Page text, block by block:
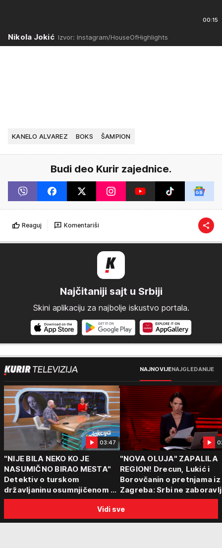
00:15
Nikola JokićIzvor: Instagram/HouseOfHighlights
KANELO ALVAREZ BOKS ŠAMPION
Budi deo Kurir zajednice.
Reaguj Komentariši
Najčitaniji sajt u Srbiji
Skini aplikaciju za najbolje iskustvo portala.
NAJNOVIJENAJGLEDANIJE
03:47
"NIJE BILA NEKO KO JE
NASUMIČNO BIRAO MESTA"
Detektiv o turskom
državljaninu osumnjičenom za
ubistvo Ruskinje (28): "Mogao
umetnik"
"NOVA OLUJA" ZAPALILA
REGION! Drecun, Lukić i
Borovčanin o pretnjama iz
Zagreba: Srbi ne
progon
Vidi sve